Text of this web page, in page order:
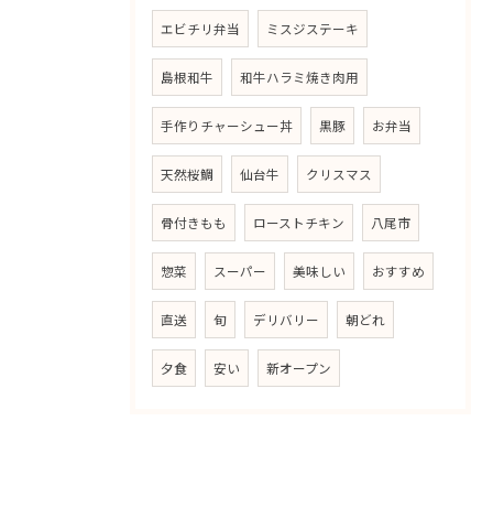
エビチリ弁当 ミスジステーキ
島根和牛 和牛ハラミ焼き肉用
手作りチャーシュー丼 黒豚 お弁当
天然桜鯛 仙台牛 クリスマス
骨付きもも ローストチキン 八尾市
惣菜 スーパー 美味しい おすすめ
直送 旬 デリバリー 朝どれ
夕食 安い 新オープン